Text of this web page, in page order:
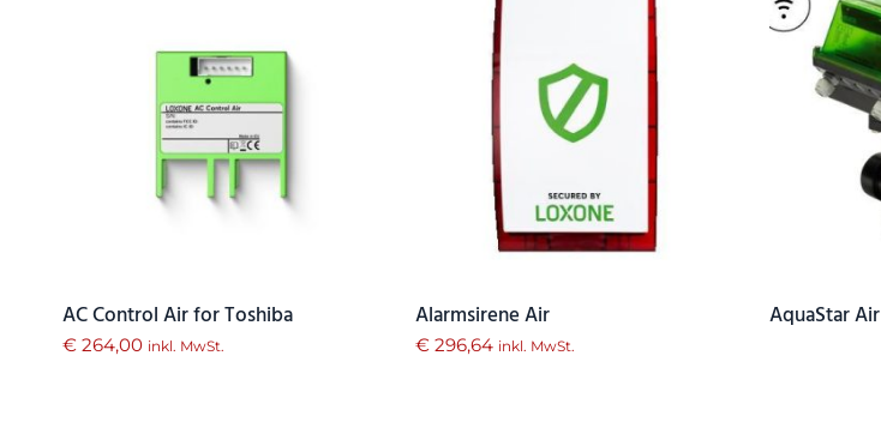
AC Control Air for Toshiba
€ 264,00 inkl. MwSt.
Alarmsirene Air
€ 296,64 inkl. MwSt.
AquaStar Air